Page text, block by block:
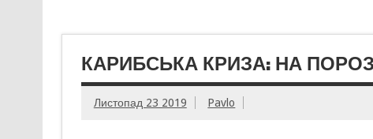
КАРИБСЬКА КРИЗА: НА
Листопад 23 2019 Pavlo